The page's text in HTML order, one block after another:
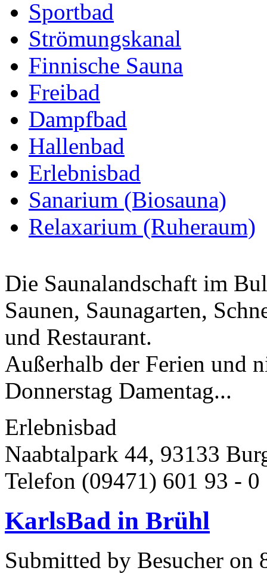
Sportbad
Strömungskanal
Finnische Sauna
Freibad
Dampfbad
Hallenbad
Erlebnisbad
Sanarium (Biosauna)
Relaxarium (Ruheraum)
Die Saunalandschaft im
Saunen, Saunagarten,
und Restaurant.
Außerhalb der Ferien und
Donnerstag Damentag...
Erlebnisbad
Naabtalpark 44, 93133
Telefon (09471) 601 93 -
KarlsBad in Brühl
Submitted by Besucher on